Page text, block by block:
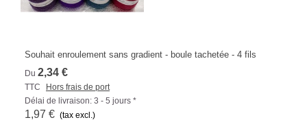
Souhait enroulement sans gradient - boule tachetée - 4 fils
Du 2,34 €
TTC
Hors frais de port
Délai de livraison: 3 - 5 jours *
1,97 € (tax excl.)